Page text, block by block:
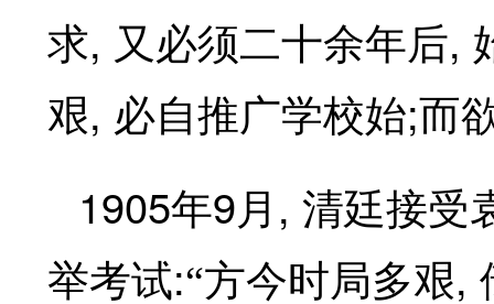
求, 又必须二十余年后,
艰, 必自推广学校始;而
1905年9月 , 清廷接受
举考试:“方今时局多艰,